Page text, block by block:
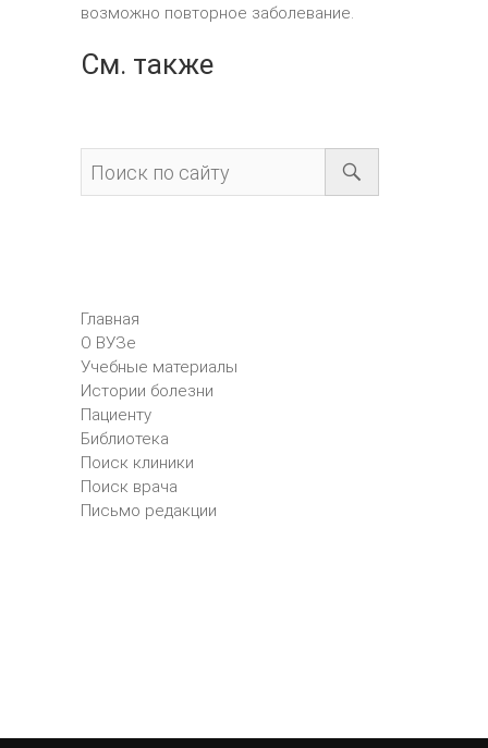
возможно повторное заболевание.
См. также
Главная
О ВУЗе
Учебные материалы
Истории болезни
Пациенту
Библиотека
Поиск клиники
Поиск врача
Письмо редакции